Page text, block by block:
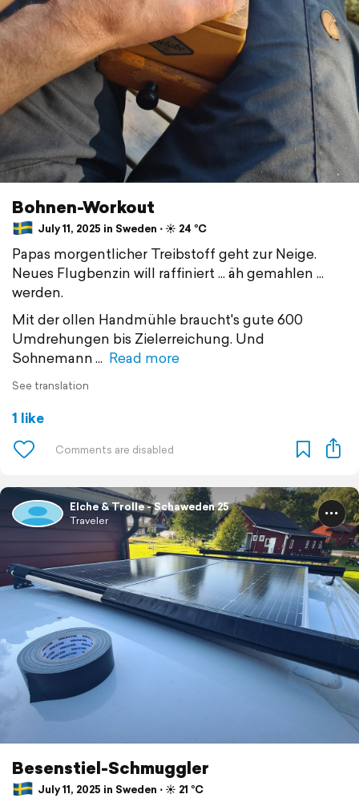
Bohnen-Workout
July 11, 2025 in Sweden ⋅ ☀️ 24 °C
Papas morgentlicher Treibstoff geht zur Neige.
Neues Flugbenzin will raffiniert ... äh gemahlen ...
werden.
Mit der ollen Handmühle braucht's gute 600
Umdrehungen bis Zielerreichung. Und
Sohnemann
Read more
See translation
1 like
Elche & Trolle - Schaweden 25
Traveler
Besenstiel-Schmuggler
July 11, 2025 in Sweden ⋅ ☀️ 21 °C